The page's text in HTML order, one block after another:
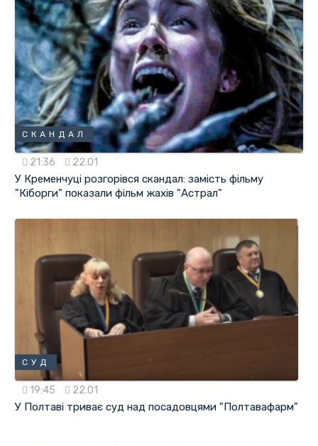
СКАНДАЛ
21:36 22.01
У Кременчуці розгорівся скандал: замість фільму
"Кіборги" показали фільм жахів "Астрал"
СУД
19:45 22.01
У Полтаві триває суд над посадовцями "Полтавафарм"